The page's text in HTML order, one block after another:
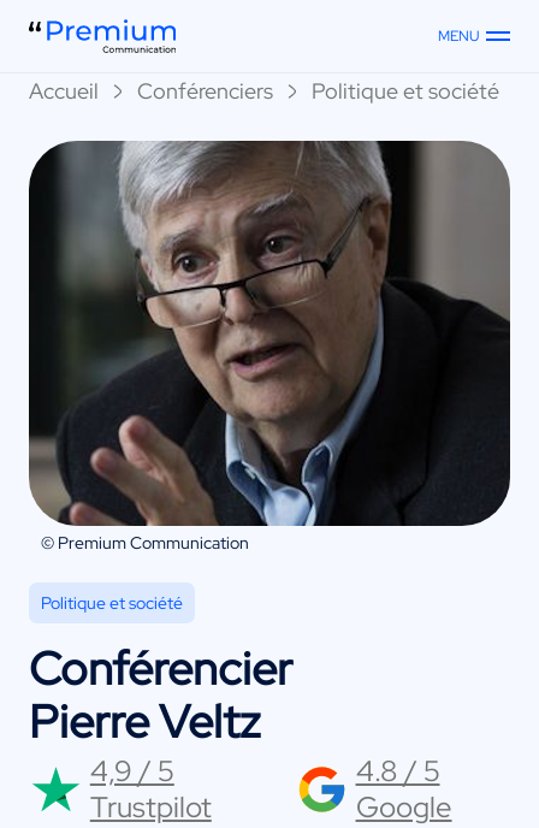
MENU
Accueil Conférenciers Politique et société
© Premium Communication
Politique et société
Conférencier
Pierre Veltz
4,9 / 5
Trustpilot
4.8 / 5
Google